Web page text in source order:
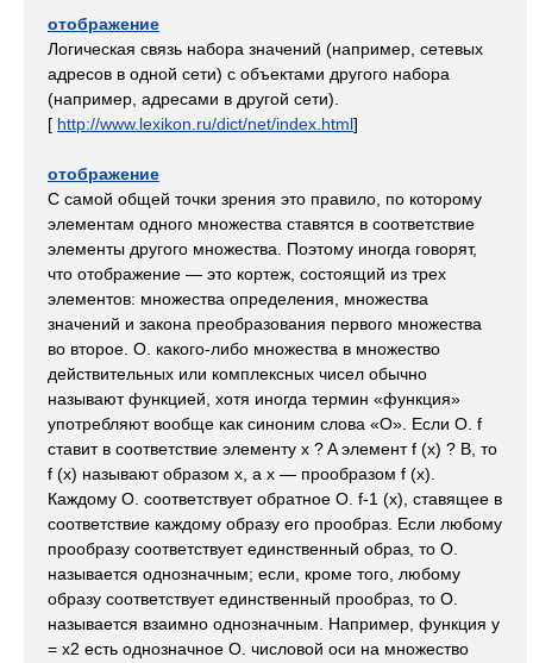
отображение
Логическая связь набора значений (например, сетевых
адресов в одной сети) с объектами другого набора
(например, адресами в другой сети).
[ http://www.lexikon.ru/dict/net/index.html]
отображение
С самой общей точки зрения это правило, по которому
элементам одного множества ставятся в соответствие
элементы другого множества. Поэтому иногда говорят,
что отображение — это кортеж, состоящий из трех
элементов: множества определения, множества
значений и закона преобразования первого множества
во второе. О. какого-либо множества в множество
действительных или комплексных чисел обычно
называют функцией, хотя иногда термин «функция»
употребляют вообще как синоним слова «О». Если О. f
ставит в соответствие элементу x ? A элемент f (x) ? B, то
f (x) называют образом x, а x — прообразом f (x).
Каждому О. соответствует обратное О. f-1 (x), ставящее в
соответствие каждому образу его прообраз. Если любому
прообразу соответствует единственный образ, то О.
называется однозначным; если, кроме того, любому
образу соответствует единственный прообраз, то О.
называется взаимно однозначным. Например, функция y
= x2 есть однозначное О. числовой оси на множество